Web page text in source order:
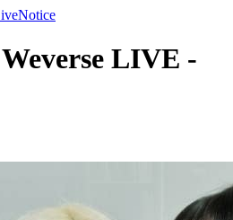
Notice
LIVE -